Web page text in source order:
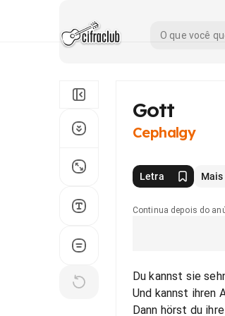
Gott
Cephalgy
Letra Mais
Continua depois do
Du kannst sie
Und kannst ihren
Dann hörst du